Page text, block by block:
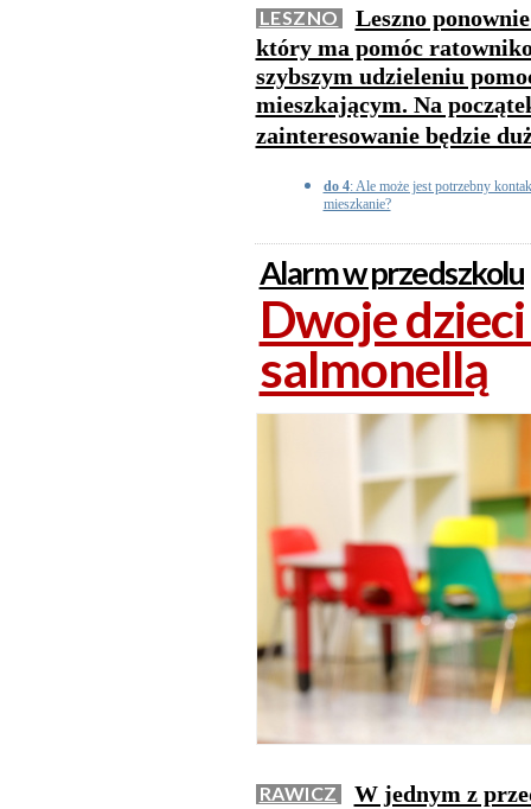
LESZNO
Leszno
który ma pomóc
szybszym udzieleniu
mieszkającym. Na
zainteresowanie będzie
do 4: Ale może jest potrzebny
mieszkanie?
Alarm w przedszkolu
Dwoje
salmonellą
RAWICZ
W jednym z